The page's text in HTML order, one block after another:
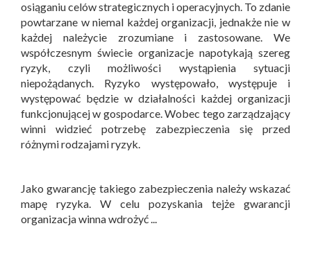
osiąganiu celów strategicznych i operacyjnych. To zdanie
powtarzane w niemal każdej organizacji, jednakże nie w
każdej należycie zrozumiane i zastosowane. We
współczesnym świecie organizacje napotykają szereg
ryzyk, czyli możliwości wystąpienia sytuacji
niepożądanych. Ryzyko występowało, występuje i
występować będzie w działalności każdej organizacji
funkcjonującej w gospodarce. Wobec tego zarządzający
winni widzieć potrzebę zabezpieczenia się przed
różnymi rodzajami ryzyk.
Jako gwarancję takiego zabezpieczenia należy wskazać
mapę ryzyka. W celu pozyskania tejże gwarancji
organizacja winna wdrożyć ...